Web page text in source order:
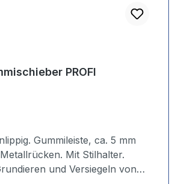
PROFI
und Versiegeln von